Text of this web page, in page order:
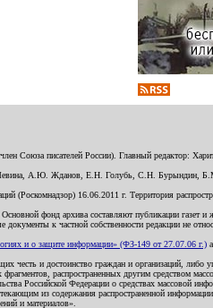
Союза писателей России). Главный редактор:
Левина, А.Ю. Жданов, Е.Н. Голубь, С.Н. Бурындин,
(Роскомнадзор) 16.06.2011 г. Территория
Основной фонд архива составляют публикации газет
к частной собственности редакции не
и о защите информации» (ФЗ-149 от 27.07.06 г.)
честь и достоинство граждан и организаций,
распространенных другим средством
Российской Федерации о средствах массовой
из содержания распространенной
и материалов».